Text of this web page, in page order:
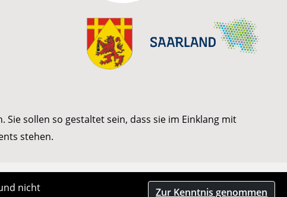
sollen so gestaltet sein, dass sie im Einklang mit
stehen.
nicht
Zur Kenntnis genommen